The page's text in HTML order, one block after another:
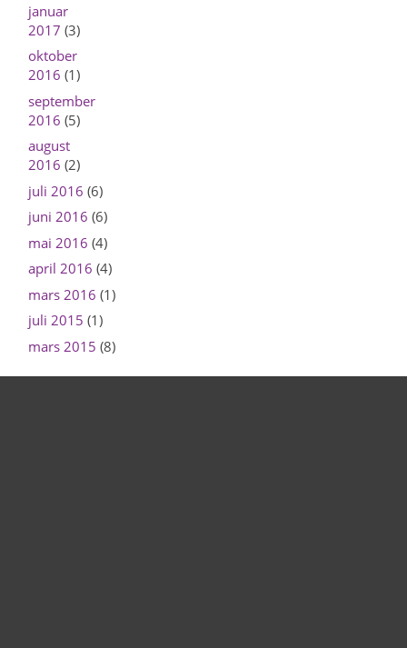
januar
2017 (3)
oktober
2016 (1)
september
2016 (5)
august
2016 (2)
juli 2016 (6)
juni 2016 (6)
mai 2016 (4)
april 2016 (4)
mars 2016 (1)
juli 2015 (1)
mars 2015 (8)